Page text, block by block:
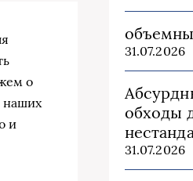
о
наших
и
31.07.2026
обходы
31.07.2026